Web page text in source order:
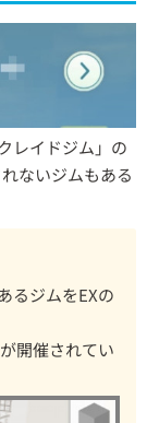
レイドジム」の
ないジムもある
るジムをEXの
開催されてい